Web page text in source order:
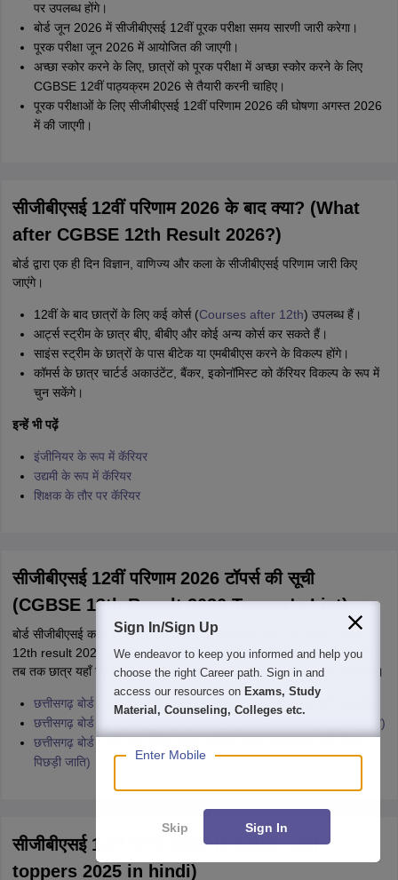
पर उपलब्ध होंगे।
बोर्ड जून 2026 में सीजीबीएसई 12वीं पूरक परीक्षा समय सारणी जारी करेगा।
पूरक परीक्षा जून 2026 में आयोजित की जाएगी।
अच्छा स्कोर करने के लिए, छात्रों को पूरक परीक्षा में अच्छा स्कोर करने के लिए
CGBSE 12वीं पाठ्यक्रम 2026 से तैयारी करनी चाहिए।
पूरक परीक्षाओं के लिए सीजीबीएसई 12वीं परिणाम 2026 की घोषणा अगस्त 2026
में की जाएगी।
सीजीबीएसई 12वीं परिणाम 2026 के बाद क्या? (What
after CGBSE 12th Result 2026?)
बोर्ड द्वारा एक ही दिन विज्ञान, वाणिज्य और कला के सीजीबीएसई परिणाम जारी किए
जाएंगे।
12वीं के बाद छात्रों के लिए कई कोर्स (Courses after 12th) उपलब्ध हैं।
आर्ट्स स्ट्रीम के छात्र बीए, बीबीए और कोई अन्य कोर्स कर सकते हैं।
साइंस स्ट्रीम के छात्रों के पास बीटेक या एमबीबीएस करने के विकल्प होंगे।
कॉमर्स के छात्र चार्टर्ड अकाउंटेंट, बैंकर, इकोनॉमिस्ट को कॅरियर विकल्प के रूप में
चुन सकेंगे।
इन्हें भी पढ़ें
इंजीनियर के रूप में कॅरियर
उद्यमी के रूप में कॅरियर
शिक्षक के तौर पर कॅरियर
सीजीबीएसई 12वीं परिणाम 2026 टॉपर्स की सूची
(CGBSE 12th Result 2026 Topper's List)
बोर्ड सीजीबीएसई कक्षा 12वीं परिणाम 2026 के टॉपर्स की सूची (CGBSE Class
12th result 2026 toppers list) सीजीबीएसई परिणामों के साथ जारी की जाएगी।
तब तक छात्र यहाँ गत वर्ष के छत्तीसगढ़ बोर्ड कक्षा 12 के टॉपर्स की सूची देख सकते हैं।
छत्तीसगढ़ बोर्ड 12वीं टॉपर मेरिट लिस्ट पीडीएफ 2025 डाउनलोड करें (कंबाइंड)
छत्तीसगढ़ बोर्ड 12वीं टॉपर मेरिट लिस्ट पीडीएफ 2025 डाउनलोड करें (संकायवार)
छत्तीसगढ़ बोर्ड 12वीं टॉपर मेरिट लिस्ट पीडीएफ 2025 डाउनलोड करें (विशेष
पिछड़ी जाति)
सीजीबीएसई 12वीं टॉपर्स 2025 (CGBSE 12th
toppers 2025 in hindi)
Sign In/Sign Up
We endeavor to keep you informed and help you
choose the right Career path. Sign in and
access our resources on Exams, Study
Material, Counseling, Colleges etc.
Enter Mobile
Skip Sign In